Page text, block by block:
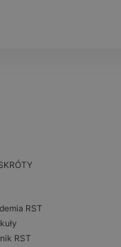
RST
RST